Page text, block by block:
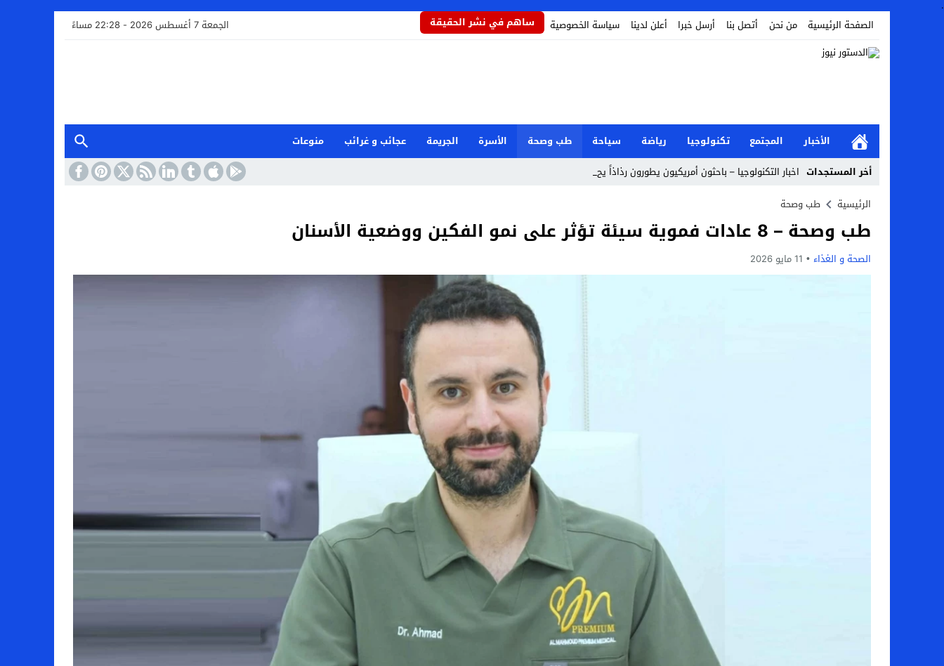
.
الصفحة الرئيسية
من نحن أتصل بنا أرسل خبرا أعلن لدينا سياسة الخصوصية ساهم في نشر الحقيقة الجمعة 7 أغسطس 2026 - 22:28 مساءً
الأخبار المجتمع تكنولوجيا رياضة سياحة طب وصحة الأسرة الجريمة عجائب و غرائب
منوعات
أخر المستجدات اخبار التكنولوجيا – باحثون أمريكيون يطورون رذاذاً يحمي المحاص _
Stop
Previous
Next
الرئيسية طب وصحة
طب وصحة – 8 عادات فموية سيئة تؤثر على نمو الفكين ووضعية الأسنان
الصحة و الغذاء 11 مايو 2026